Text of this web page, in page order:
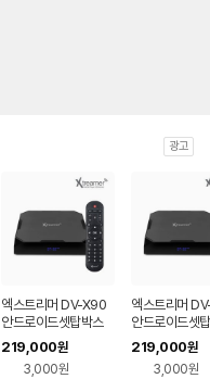
광고
엑스트리머 DV-X90
안드로이드셋탑박스
UHD 4K 60Hz 디빅
스플레이어 4G+64
219,000원
3,000원
엑스트리머
안드로이드셋
UHD 4K
스플레이어
219,000원
3,000원